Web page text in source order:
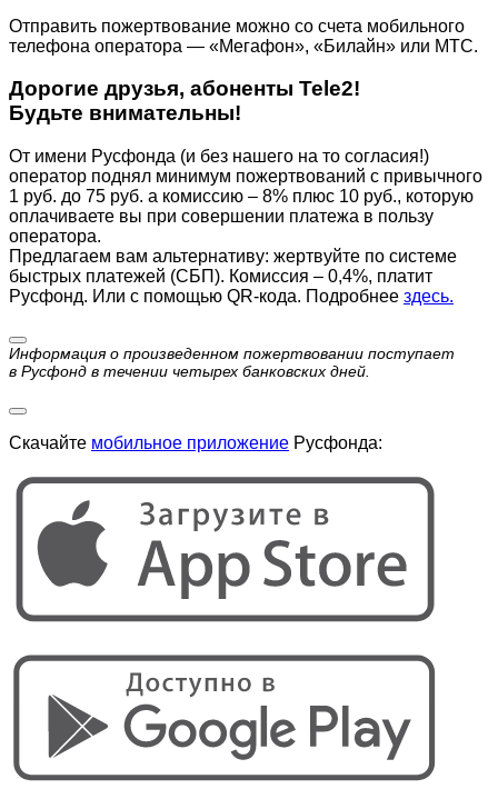
Отправить пожертвование можно со счета мобильного
телефона оператора — «Мегафон», «Билайн» или МТС.
Дорогие друзья, абоненты Tele2!
Будьте внимательны!
От имени Русфонда (и без нашего на то согласия!)
оператор поднял минимум пожертвований с привычного
1 руб. до 75 руб. а комиссию – 8% плюс 10 руб., которую
оплачиваете вы при совершении платежа в пользу
оператора.
Предлагаем вам альтернативу: жертвуйте по cистеме
быстрых платежей (СБП). Комиссия – 0,4%, платит
Русфонд. Или с помощью QR-кода. Подробнее здесь.
Информация о произведенном пожертвовании поступает
в Русфонд в течении четырех банковских дней.
Скачайте мобильное приложение Русфонда: